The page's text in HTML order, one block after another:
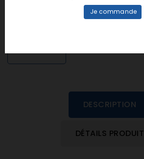
personne n'a encore posté d'avis
EVALUEZ-LE
DESCRIPTION
DÉTAILS PRODUIT
Je commande